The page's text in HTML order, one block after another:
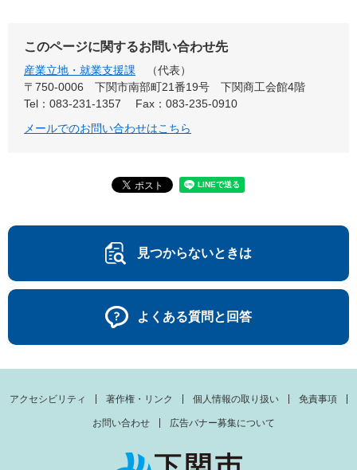
このページに関するお問い合わせ先
産業立地・就業支援課
代表
〒750-0006
下関市南部町21番19号 下関商工会館4階
Tel：083-231-1357
Fax：083-235-0910
メールでのお問い合わせはこちら
見つからないときは
よくある質問と回答
アクセシビリティ 著作権・リンク 個人情報の取り扱い 免責事項
お問い合わせ 広告バナー募集について